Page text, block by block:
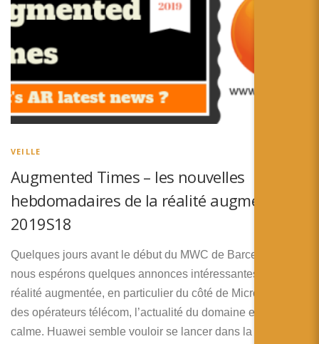
VEILLE
Augmented Times – les nouvelles
hebdomadaires de la réalité augmentée –
2019S18
Quelques jours avant le début du MWC de Barcelone où
nous espérons quelques annonces intéressantes pour la
réalité augmentée, en particulier du côté de Microsoft et
des opérateurs télécom, l’actualité du domaine est assez
calme. Huawei semble vouloir se lancer dans la bataille